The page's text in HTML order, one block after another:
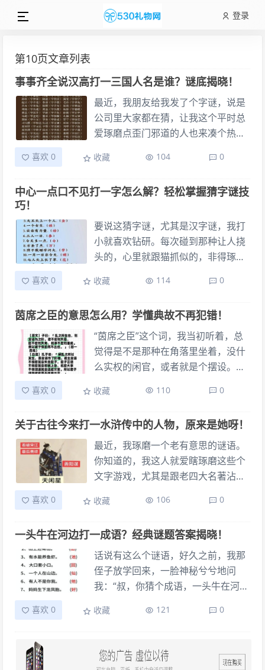
登录
第10页文章列表
事事齐全说汉高打一三国人名是谁？谜底揭晓！
最近，我朋友给我发了个字谜，说是
公司里大家都在猜，让我这个平时总
爱琢磨点歪门邪道的人也来凑个热
给我盯上了，简直是扎进了我的脑子
懵圈：盯着“事事齐全”瞎琢磨 这谜面
三国人名是谁？” 当时我一看，这玩
意儿有点意思。第一个冒出来的念头
就是“事事齐全”这四个字。齐全，什
么都齐备吗？我这脑子就开始飞转
者哪个字有“齐全”的意思？
喜欢 0 收藏 104 0
中心一点口不见打一字怎么解？轻松掌握猜字谜技
巧！
要说这猜字谜，尤其是汉字谜，我打
小就喜欢钻研。每次碰到那种让人挠
头的，心里就跟猫抓似的，非得琢磨
儿自己的门道。前阵子，有个朋友给
口不见，打一字。” 刚听着的时候，
我心里还挺有底，觉得这不就是送分
题嘛“中心一点”，我立马就想到了“主”
字。你想，“主”上面那一点，可不就
字里头确实没有个“口”字。我当时就
是‘主’字嘛” 结果朋友听了，就笑而不
语，跟我说：“你再好好想想。”我当
时心里就犯嘀咕了，难道没那么简
单？我就又开始琢磨。我把“心”字也
但总觉得不太像“中心一点”那种直白
对不上。后来又想了“米”，那中间是
个“十”字，更别提“一点”了。还有“玉”
字，虽然有个点，但也不是那么居
中。反正，一开始那几个直观的字，
我挨个儿都过了一遍，可怎么都觉得
差点儿意思。
喜欢 0 收藏 114 0
茵席之臣的意思怎么用？学懂典故不再犯错！
“茵席之臣”这个词，我当初听着，总
觉得是不是那种在角落里坐着，没什
么实权的闲官，或者就是个摆设。后
经意间就聊到了这些老话。他说起“茵
谱。 那会儿，我刚开始做点小生意，
跟人打交道特别多。有一次跟个老朋
友吃饭，他夸我办事稳妥，说我有几
分“茵席之臣”的意思。我当时心里还
“茵席”不就是个垫子、座位嘛难道是
人？嘴上应着谢谢，心里可是一团浆
糊。 这事儿在我心里搁了好久，老是
觉得怪怪的。直到后来我陪我爸回老
家看望一位远房的伯爷。伯爷是那种
我们闲聊的时候，我爸就随口提到了
一脸懵懂，知道我肯定是误解了。
喜欢 0 收藏 110 0
关于古往今来打一水浒传中的人物，原来是她呀！
最近，我琢磨一个老有意思的谜语。
你知道的，我这人就爱瞎琢磨这些个
文字游戏，尤其是跟老四大名著沾边
天，跟几个老伙计喝茶，他们抛出来
的人物。”这谜语一出口，我这脑子就
开始高速运转了。 我是怎么想的？ 我
这人想问题，喜欢从最直接的地方入
手。听到“古往今来”，第一反应就是
头，哪个角色的名字或者外号，能跟
喜欢 0 收藏 106 0
一头牛在河边打一成语？经典谜题答案揭晓！
话说有这么个谜语，好久之前，我那
侄子放学回来，一脸神秘兮兮地问
我：“叔，你猜个成语，一头牛在河
听，心里就想，这有啥难的？牛、河
个词。我琢磨着，这不就是看图说话
的类型吗？肯定跟牛在河边做的事儿
喜欢 0 收藏 121 0